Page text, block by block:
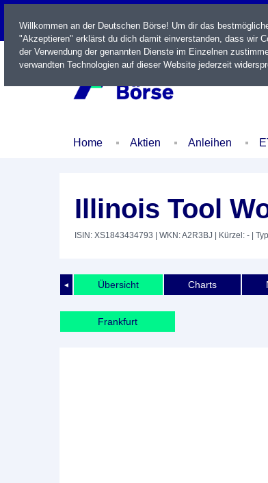
LIVE
Home Aktien Anleihen
Illinois Tool
ISIN: XS1843434793 | WKN: A2R3BJ | Kürzel: - |
◄ Übersicht Charts
Frankfurt
Willkommen an der Deutschen Börse! Um dir das
"Akzeptieren" erklärst du dich damit einverstanden, dass wir
der Verwendung der genannten Dienste im Einzelnen
verwandten Technologien auf dieser Website jederzeit